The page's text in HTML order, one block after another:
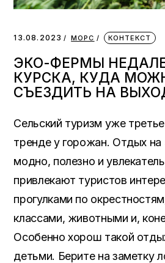
13.08.2023 МОРС КОНТЕКСТ
ЭКО-ФЕРМЫ
КУРСКА, КУДА
СЪЕЗДИТЬ НА
Сельский туризм уже
тренде у горожан. Отдых
модно, полезно и
привлекают туристов
прогулками по
классами, животными и,
Особенно хорош такой
детьми. Берите на заметку